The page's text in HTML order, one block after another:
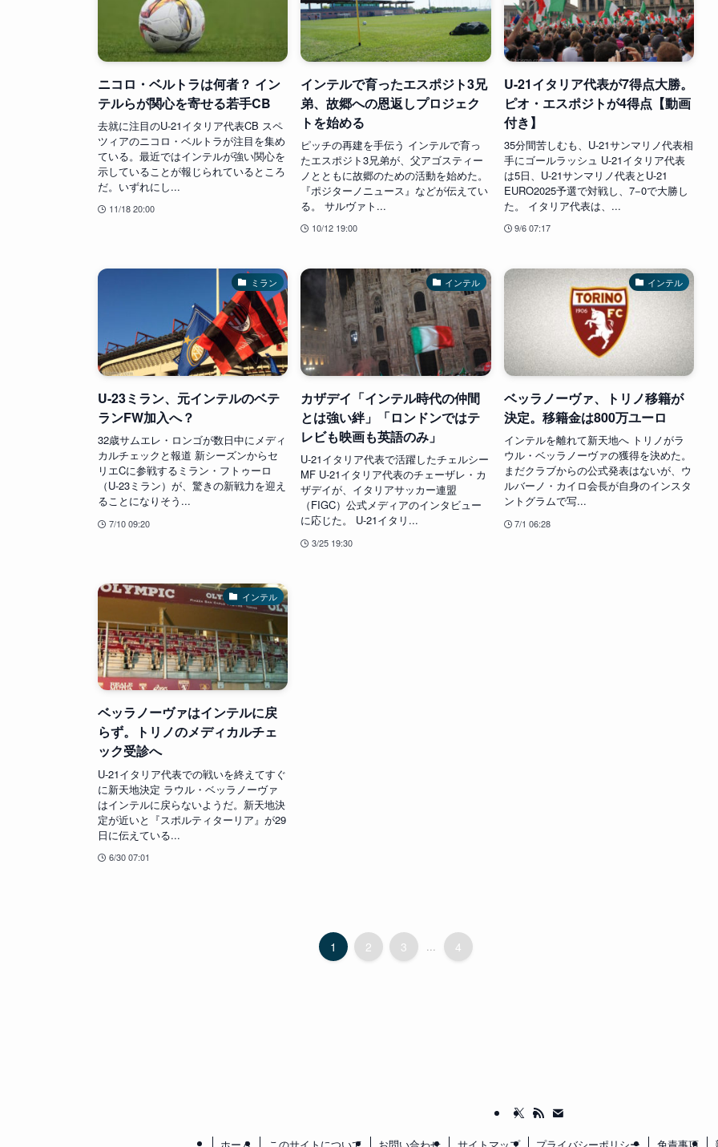
ニコロ・ベルトラは何者？ イン
テルらが関心を寄せる若手CB
去就に注目のU-21イタリア代表CB スペ
ツィアのニコロ・ベルトラが注目を集め
ている。最近ではインテルが強い関心を
示していることが報じられているところ
だ。いずれにし...
11/18 20:00
インテルで育ったエスポジト3兄
弟、故郷への恩返しプロジェク
トを始める
ピッチの再建を手伝う インテルで育っ
たエスポジト3兄弟が、父アゴスティー
ノとともに故郷のための活動を始めた。
『ポジターノニュース』などが伝えてい
る。 サルヴァト...
10/12 19:00
U-21イタリア代表が7得点大勝。
ピオ・エスポジトが4得点【動画
付き】
35分間苦しむも、U-21サンマリノ代表相
手にゴールラッシュ U-21イタリア代表
は5日、U-21サンマリノ代表とU-21
EURO2025予選で対戦し、7−0で大勝し
た。 イタリア代表は、...
9/6 07:17
ミラン
U-23ミラン、元インテルのベテ
ランFW加入へ？
32歳サムエレ・ロンゴが数日中にメディ
カルチェックと報道 新シーズンからセ
リエCに参戦するミラン・フトゥーロ
（U-23ミラン）が、驚きの新戦力を迎え
ることになりそう...
7/10 09:20
インテル
カザデイ「インテル時代の仲間
とは強い絆」「ロンドンではテ
レビも映画も英語のみ」
U-21イタリア代表で活躍したチェルシー
MF U-21イタリア代表のチェーザレ・カ
ザデイが、イタリアサッカー連盟
（FIGC）公式メディアのインタビュー
に応じた。 U-21イタリ...
3/25 19:30
インテル
ベッラノーヴァ、トリノ移籍が
決定。移籍金は800万ユーロ
インテルを離れて新天地へ トリノがラ
ウル・ベッラノーヴァの獲得を決めた。
まだクラブからの公式発表はないが、ウ
ルバーノ・カイロ会長が自身のインスタ
ントグラムで写...
7/1 06:28
インテル
ベッラノーヴァはインテルに戻
らず。トリノのメディカルチェ
ック受診へ
U-21イタリア代表での戦いを終えてすぐ
に新天地決定 ラウル・ベッラノーヴァ
はインテルに戻らないようだ。新天地決
定が近いと『スポルティターリア』が29
日に伝えている...
6/30 07:01
1 2 3 ... 4